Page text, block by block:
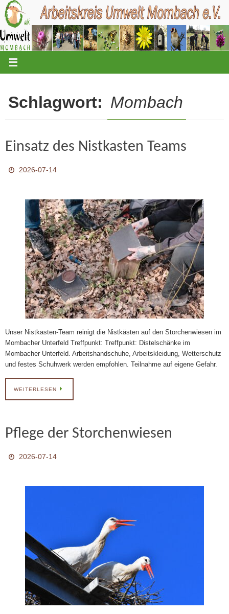
Zum
Inhalt
springen
Schlagwort: Mombach
Einsatz des Nistkasten Teams
2026-07-14
Unser Nistkasten-Team reinigt die Nistkästen auf den Storchenwiesen im
Mombacher Unterfeld Treffpunkt: Treffpunkt: Distelschänke im
Mombacher Unterfeld. Arbeitshandschuhe, Arbeitskleidung, Wetterschutz
und festes Schuhwerk werden empfohlen. Teilnahme auf eigene Gefahr.
WEITERLESEN
Pflege der Storchenwiesen
2026-07-14